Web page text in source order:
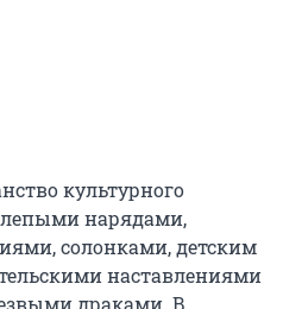
культурного
нарядами,
солонками, детским
наставлениями
драками. В